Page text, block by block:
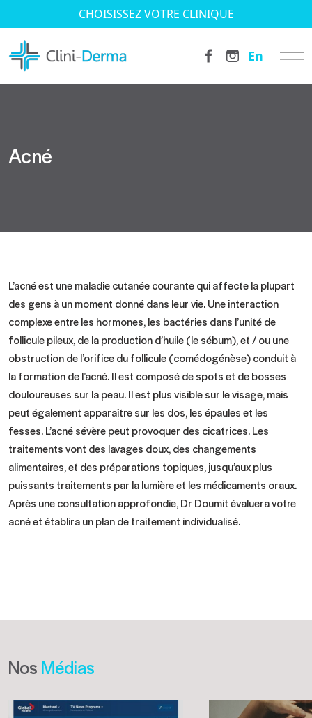
CHOISISSEZ VOTRE CLINIQUE
En
Acné
L’acné est une maladie cutanée courante qui affecte la plupart
des gens à un moment donné dans leur vie. Une interaction
complexe entre les hormones, les bactéries dans l’unité de
follicule pileux, de la production d’huile (le sébum), et / ou une
obstruction de l’orifice du follicule (comédogénèse) conduit à
la formation de l’acné. Il est composé de spots et de bosses
douloureuses sur la peau. Il est plus visible sur le visage, mais
peut également apparaître sur les dos, les épaules et les
fesses. L’acné sévère peut provoquer des cicatrices. Les
traitements vont des lavages doux, des changements
alimentaires, et des préparations topiques, jusqu’aux plus
puissants traitements par la lumière et les médicaments oraux.
Après une consultation approfondie, Dr Doumit évaluera votre
acné et établira un plan de traitement individualisé.
Nos Médias